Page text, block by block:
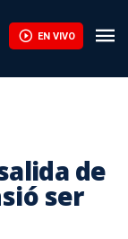
EN VIVO
de
ser